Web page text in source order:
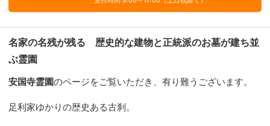
名家の名残が残る 歴史的な建物と正統派のお墓が建ち並
ぶ霊園
安国寺霊園のページをご覧いただき、有り難うございます。
足利家ゆかりの歴史ある古刹。